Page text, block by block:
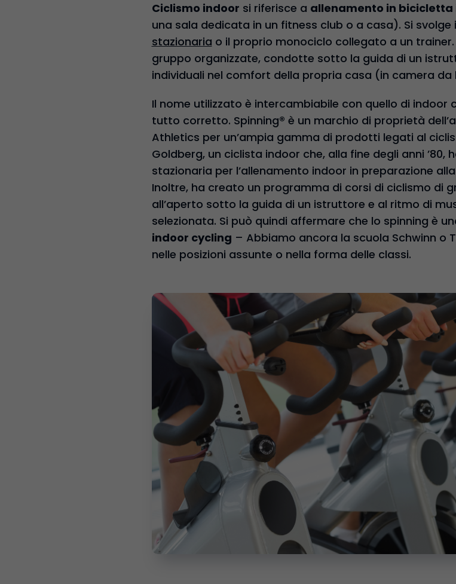
Ciclismo indoor si riferisce a allenamento in bicicletta
una sala dedicata in un fitness club o a casa). Si svolge
stazionaria o il proprio monociclo collegato a un
gruppo organizzate, condotte sotto la guida di un
individuali nel comfort della propria casa (in camera
Il nome utilizzato è intercambiabile con quello di indoor
tutto corretto. Spinning® è un marchio di proprietà
Athletics per un’ampia gamma di prodotti legati al
Goldberg, un ciclista indoor che, alla fine degli anni
stazionaria per l’allenamento indoor in preparazione
Inoltre, ha creato un programma di corsi di ciclismo di
all’aperto sotto la guida di un istruttore e al ritmo di
selezionata. Si può quindi affermare che lo spinning è
indoor cycling – Abbiamo ancora la scuola Schwinn o
nelle posizioni assunte o nella forma delle classi.